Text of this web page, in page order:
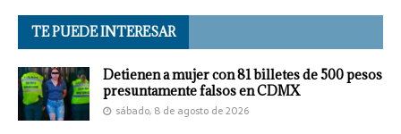
TE PUEDE INTERESAR
Detienen a mujer con 81 billetes de 500 pesos
presuntamente falsos en CDMX
sábado, 8 de agosto de 2026